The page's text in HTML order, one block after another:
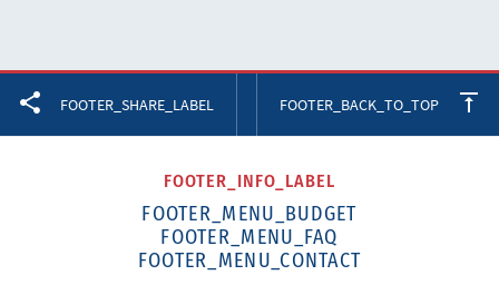
FOOTER_SHARE_LABEL FOOTER_BACK_TO_TOP
FOOTER_INFO_LABEL
FOOTER_MENU_BUDGET
FOOTER_MENU_FAQ
FOOTER_MENU_CONTACT